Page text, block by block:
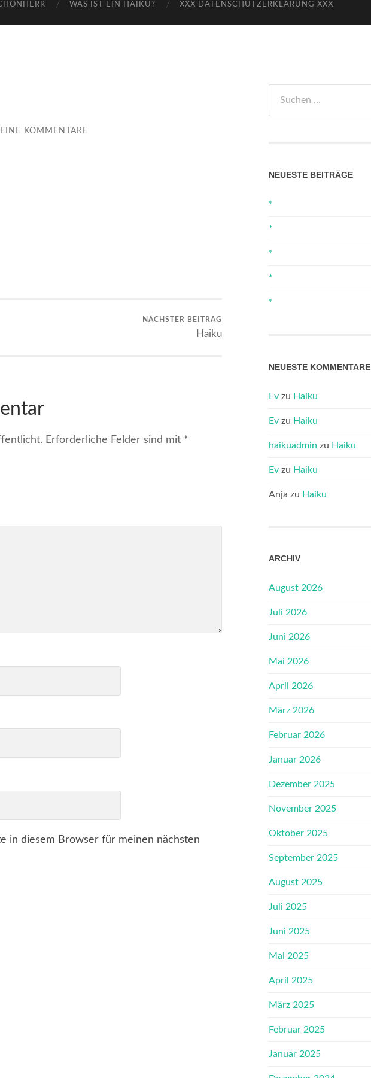
WAS IST EIN HAIKU? XXX DATENSCHUTZERKLÄRUNG XXX
KOMMENTARE
NÄCHSTER BEITRAG
Haiku
Erforderliche Felder sind mit *
in diesem Browser für meinen nächsten
nach:
NEUESTE BEITRÄGE
*
*
*
*
*
NEUESTE KOMMENTARE
Ev zu Haiku
Ev zu Haiku
haikuadmin zu Haiku
Ev zu Haiku
Anja zu Haiku
ARCHIV
August 2026
Juli 2026
Juni 2026
Mai 2026
April 2026
März 2026
Februar 2026
Januar 2026
Dezember 2025
November 2025
Oktober 2025
September 2025
August 2025
Juli 2025
Juni 2025
Mai 2025
April 2025
März 2025
Februar 2025
Januar 2025